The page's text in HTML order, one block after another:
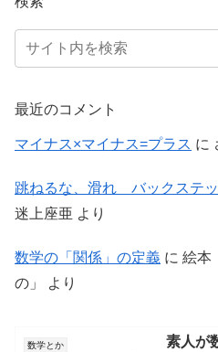
最近のコメント
マイナス×マイナス=プラス に
跳ねるな、滑れ バックステ
迷上座亜 より
数学の「関係」の定義 に 絵本
の」
より
数学とか 素人が